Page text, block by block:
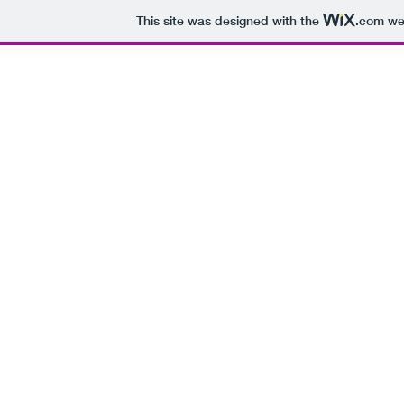
This site was designed with the .com